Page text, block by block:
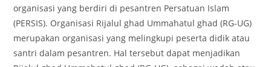
organisasi yang berdiri di pesantren Persatuan Islam
(PERSIS). Organisasi Rijalul ghad Ummahatul ghad (RG-UG)
merupakan organisasi yang melingkupi peserta didik atau
santri dalam pesantren. Hal tersebut dapat menjadikan